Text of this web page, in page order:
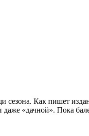
сезона. Как пишет
«дачной». Пока